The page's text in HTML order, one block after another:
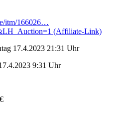
itm/166026…
(Affiliate-Link)
17.4.2023 21:31 Uhr
9:31 Uhr